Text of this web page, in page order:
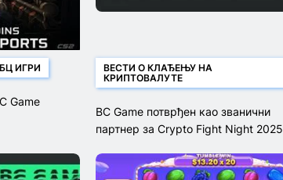
ИГРИ
Game
ВЕСТИ О КЛАЂЕЊУ НА
КРИПТОВАЛУТЕ
BC Game потврђен као званични
партнер за Crypto Fight Night 2025